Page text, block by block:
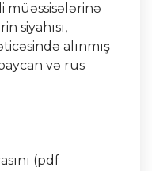
müəssisələrinə
siyahısı,
alınmış
və rus
(pdf